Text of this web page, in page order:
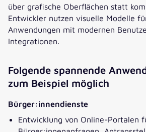
über grafische Oberflächen statt
Entwickler nutzen visuelle Modelle
Anwendungen mit modernen
Integrationen.
Folgende spannende
zum Beispiel möglich
Bürger:innendienste
Entwicklung von Online-Portalen